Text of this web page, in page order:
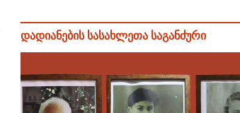
დადიანების სასახლეთა საგანძური